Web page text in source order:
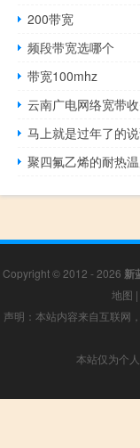
200带宽
频段带宽选哪个
带宽100mhz
云南广电网络宽带
马上就是过年了的
聚四氟乙烯的耐热
Copyright © 2012 - 2026 新
地图 |
声明：本站内容来自互联网
本站仅为个